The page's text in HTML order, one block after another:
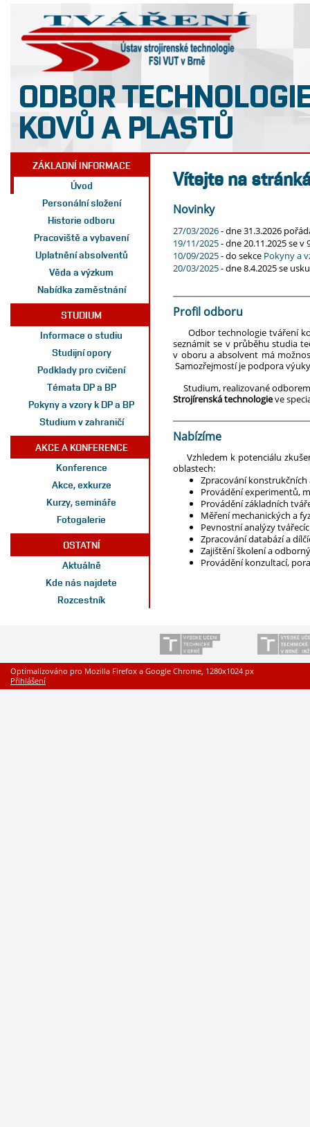
ZÁKLADNÍ INFORMACE
Úvod
Personální složení
Historie odboru
Pracoviště a vybavení
Uplatnění absolventů
Věda a výzkum
Nabídka zaměstnání
STUDIUM
Informace o studiu
Studijní opory
Podklady pro cvičení
Témata DP a BP
Pokyny a vzory k DP a BP
Studium v zahraničí
AKCE A KONFERENCE
Konference
Akce, exkurze
Kurzy, semináře
Fotogalerie
OSTATNÍ
Aktuálně
Kde nás najdete
Rozcestník
Vítejte na
Novinky
27/03/2026- dne 31.3.2026
19/11/2025- dne 20.11.2025 se
10/09/2025- do sekce Pokyny a
20/03/2025- dne 8.4.2025 se
Profil odboru
Odbor technologie tváření
seznámit se v průběhu studia
v oboru a absolvent má
Samozřejmostí je podpora
Studium, realizované
Strojírenská technologieve
Nabízíme
Vzhledem k potenciálu
oblastech:
Zpracování
Provádění experimentů,
Provádění základních
Měření mechanických a
Pevnostní analýzy
Zpracování databází a
Zajištění školení a
Provádění konzultací,
Optimalizováno pro Mozilla Firefox a Google Chrome, 1280x1024 px
Přihlášení